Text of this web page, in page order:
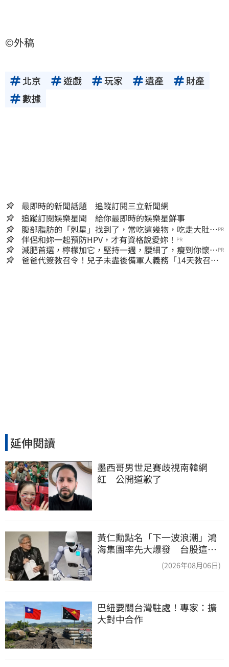
©外稿
北京 遊戲 玩家 遺產
財產
數據
最即時的新聞話題 追蹤訂閱三立新聞網
追蹤訂閱娛樂星聞 給你最即時的娛樂星鮮事
腹部脂肪的「剋星」找到了，常吃這幾物，吃走大肚
囊，瘦出小蠻腰
PR
伴侶和妳一起預防HPV，才有資格說愛妳！ PR
減肥首選，檸檬加它，堅持一週，腰細了，瘦到你懷疑
人生
PR
爸爸代簽教召令！兒子未盡後備軍人義務「14天教召不
延伸閱讀
墨西哥男世足賽歧視南韓網
紅　公開道歉了
黃仁勳點名「下一波浪潮」鴻
海集團率先大爆發 台股這族
(2026年08月06日)
巴紐要關台灣駐處！專家：擴
大對中合作